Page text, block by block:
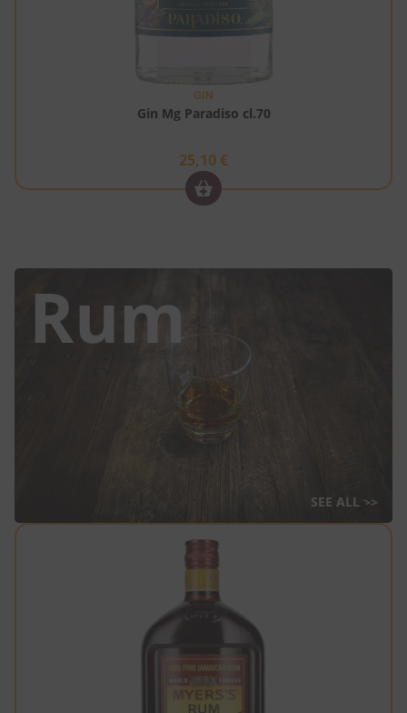
GIN
Gin Mg Paradiso cl.70
25,10 €
Rum
SEE ALL >>